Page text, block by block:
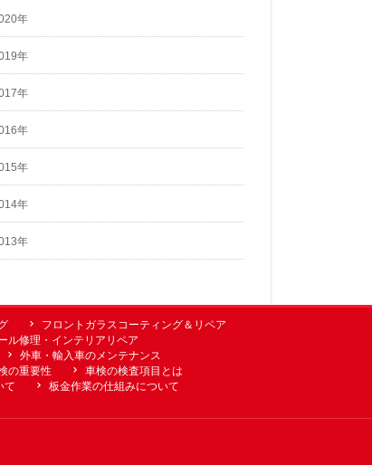
年
年
年
年
年
年
年
フロントガラスコーティング＆リペア
ル修理・インテリアリペア
外車・輸入車のメンテナンス
の重要性
車検の検査項目とは
て
板金作業の仕組みについて